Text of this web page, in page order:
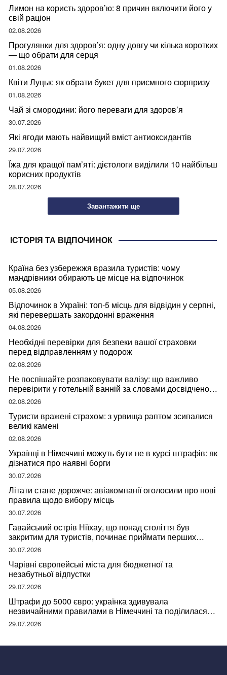
Лимон на користь здоров’ю: 8 причин включити його у
свій раціон
02.08.2026
Прогулянки для здоров’я: одну довгу чи кілька коротких
— що обрати для серця
01.08.2026
Квіти Луцьк: як обрати букет для приємного сюрпризу
01.08.2026
Чай зі смородини: його переваги для здоров’я
30.07.2026
Які ягоди мають найвищий вміст антиоксидантів
29.07.2026
Їжа для кращої пам’яті: дієтологи виділили 10 найбільш
корисних продуктів
28.07.2026
Завантажити ще
ІСТОРІЯ ТА ВІДПОЧИНОК
Країна без узбережжя вразила туристів: чому
мандрівники обирають це місце на відпочинок
05.08.2026
Відпочинок в Україні: топ-5 місць для відвідин у серпні,
які перевершать закордонні враження
04.08.2026
Необхідні перевірки для безпеки вашої страховки
перед відправленням у подорож
02.08.2026
Не поспішайте розпаковувати валізу: що важливо
перевірити у готельній ванній за словами досвідченої
мандрівниці
02.08.2026
Туристи вражені страхом: з урвища раптом зсипалися
великі камені
02.08.2026
Українці в Німеччині можуть бути не в курсі штрафів: як
дізнатися про наявні борги
30.07.2026
Літати стане дорожче: авіакомпанії оголосили про нові
правила щодо вибору місць
30.07.2026
Гавайський острів Ніїхау, що понад століття був
закритим для туристів, починає приймати перших
відвідувачів
30.07.2026
Чарівні європейські міста для бюджетної та
незабутньої відпустки
29.07.2026
Штрафи до 5000 євро: українка здивувала
незвичайними правилами в Німеччині та поділилася
правдою
29.07.2026